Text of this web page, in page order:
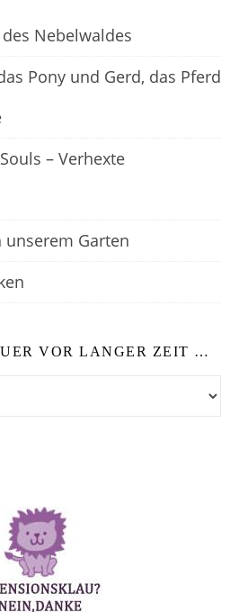
Nebelwaldes
Pony und Gerd, das Pferd
– Verhexte
unserem Garten
VOR LANGER ZEIT …